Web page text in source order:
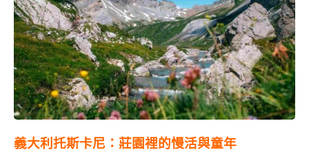
義大利托斯卡尼：莊園裡的慢活與童年